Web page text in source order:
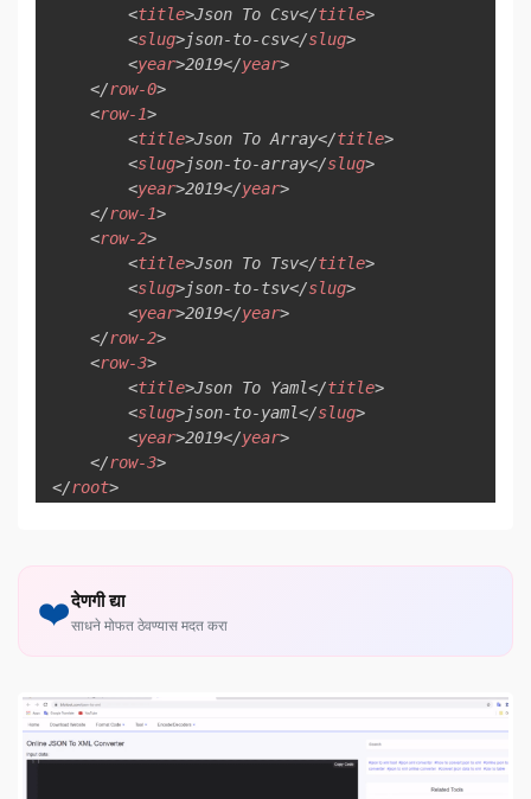
<title>Json To Csv</title>
<slug>json-to-csv</slug>
<year>2019</year>
</row-0>
<row-1>
<title>Json To Array</title>
<slug>json-to-array</slug>
<year>2019</year>
</row-1>
<row-2>
<title>Json To Tsv</title>
<slug>json-to-tsv</slug>
<year>2019</year>
</row-2>
<row-3>
<title>Json To Yaml</title>
<slug>json-to-yaml</slug>
<year>2019</year>
</row-3>
</root>
❤️देणगी द्या
साधने मोफत ठेवण्यास मदत करा